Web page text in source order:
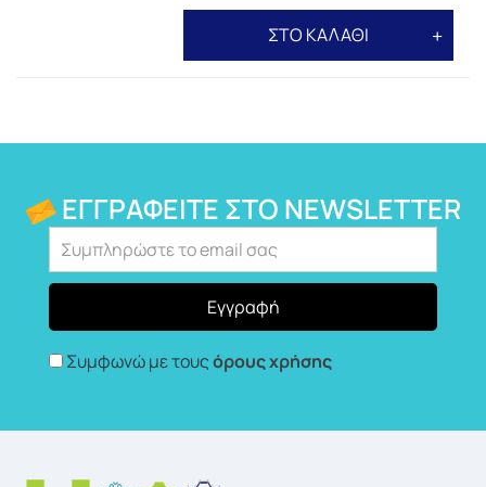
ΣΤΟ ΚΑΛΑΘΙ
ΕΓΓΡΑΦΕΊΤΕ ΣΤΟ NEWSLETTER
Συμφωνώ με τουςόρους χρήσης